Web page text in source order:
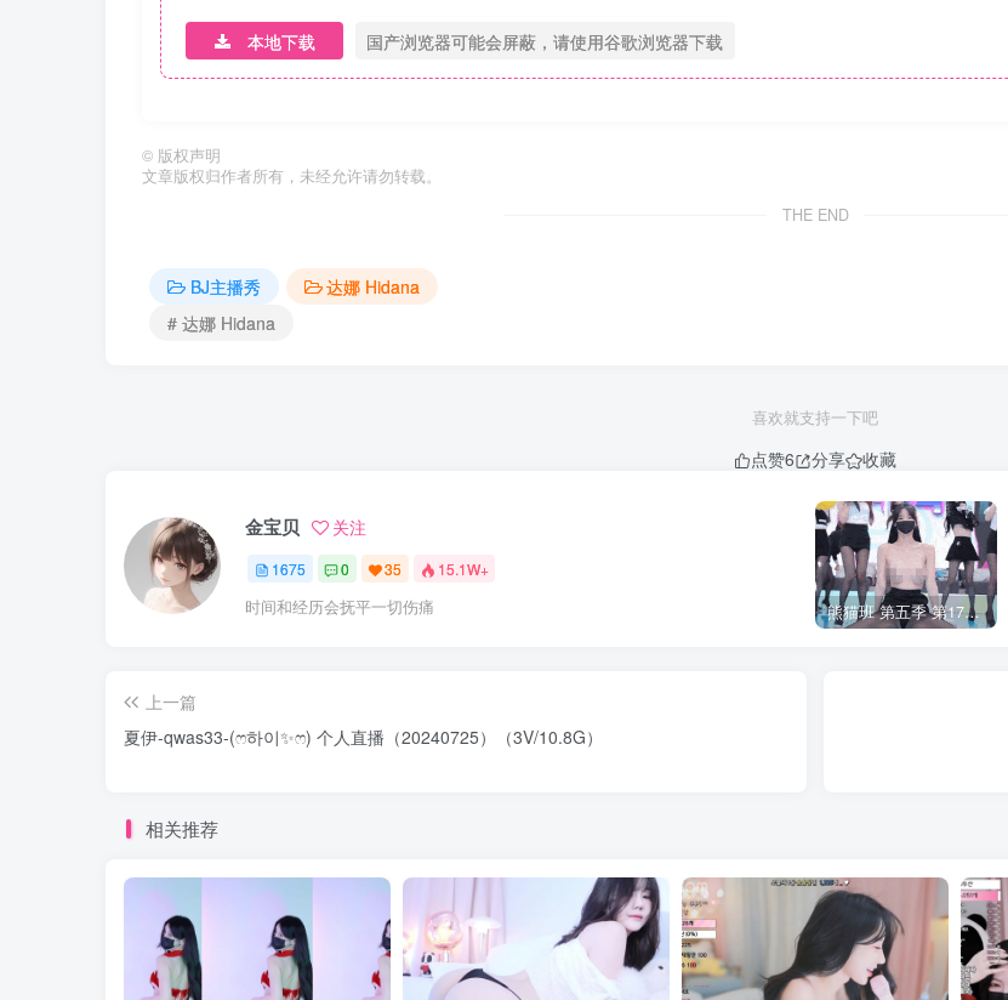
本地下载 国产浏览器可能会屏蔽，请使用谷歌浏览器下载
© 版权声明
文章版权归作者所有，未经允许请勿转载。
THE END
BJ主播秀
达娜 Hidana
# 达娜 Hidana
喜欢就支持一下吧
点赞6 分享 收藏
金宝贝 关注
1675 0 35 15.1W+
时间和经历会抚平一切伤痛 熊猫班 第五季 第17期 最终职级赛&完结
上一篇
夏伊-qwas33-(ෆ하이✨ෆ) 个人直播（20240725）（3V/10.8G）
相关推荐